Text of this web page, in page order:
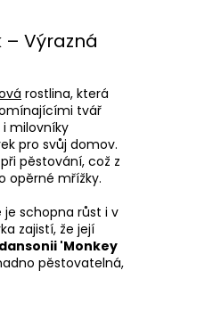
– Výrazná
rostlina, která
tvář
milovníky
pro svůj domov.
pěstování, což z
opěrné mřížky.
schopna růst i v
zajistí, že její
'Monkey
pěstovatelná,